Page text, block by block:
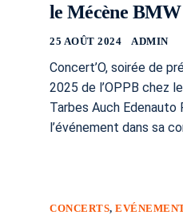
le Mécène BMW
25 AOÛT 2024 ADMIN
Concert’O, soirée de
2025 de l’OPPB chez
Tarbes Auch Edenauto
l’événement dans sa
CONCERTS,